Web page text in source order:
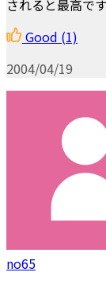
されると最高です
Good (1)
2004/04/19
no65